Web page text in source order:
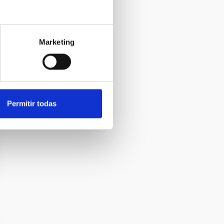
Marketing
Permitir todas